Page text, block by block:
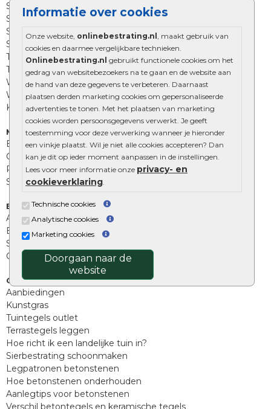
Informatie over cookies
Onze website, onlinebestrating.nl , maakt gebruik van
cookies en daarmee vergelijkbare technieken.
Onlinebestrating.nl gebruikt functionele cookies om het
gedrag van websitebezoekers na te gaan en de website aan
de hand van deze gegevens te verbeteren. Daarnaast
plaatsen derden marketing cookies om gepersonaliseerde
advertenties te tonen. Met het plaatsen van marketing
cookies worden persoonsgegevens verwerkt. Je geeft
toestemming voor deze verwerking wanneer je hieronder
een vinkje plaatst. Wil je niet alle cookies accepteren? Dan
kan je dit op ieder moment aanpassen in de instellingen.
Lees voor meer informatie onze privacy- en
cookieverklaring.
Technische cookies
Analytische cookies
Marketing cookies
Doorgaan naar de
website
Strakke bestrating
Sierbestrating
Straatklinkers
Straatstenen
Trommelstenen
Tuinstenen
Waalformaat
Wildverband bestrating
Kingstones
Muurelementen
Betonbielzen
Opsluitbanden
Palissades
Stapelblokken
Extra benodigdheden
Afwatering en diversen
Beplantings en betonelementen
Split, grind en zand
Oprit tegels
Overig
Aanbiedingen
Kunstgras
Tuintegels outlet
Terrastegels leggen
Hoe richt ik een landelijke tuin in?
Sierbestrating schoonmaken
Legpatronen betonstenen
Hoe betonstenen onderhouden
Aanlegtips voor betonstenen